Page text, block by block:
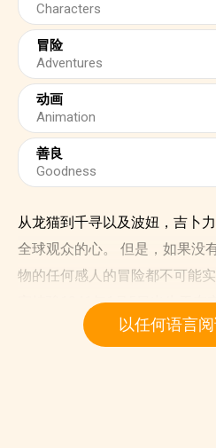
Characters
冒险
Adventures
动画
Animation
善良
Goodness
从龙猫到千寻以及波妞，吉卜
全球观众的心。 但是，如果没
物的任何感人的冒险都不可能实
宫崎骏1941年1月5日出生于东
以任何语言